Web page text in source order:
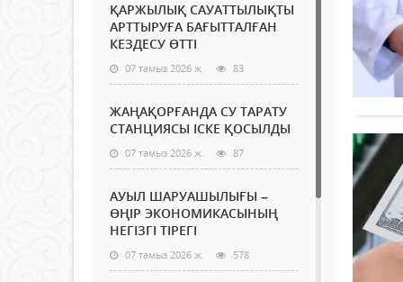
ҚАРЖЫЛЫҚ САУАТТЫЛЫҚТЫ
АРТТЫРУҒА БАҒЫТТАЛҒАН
КЕЗДЕСУ ӨТТІ
07 тамыз 2026 ж. 83
ЖАҢАҚОРҒАНДА СУ ТАРАТУ
СТАНЦИЯСЫ ІСКЕ ҚОСЫЛДЫ
07 тамыз 2026 ж. 87
АУЫЛ ШАРУАШЫЛЫҒЫ –
ӨҢІР ЭКОНОМИКАСЫНЫҢ
НЕГІЗГІ ТІРЕГІ
07 тамыз 2026 ж. 578